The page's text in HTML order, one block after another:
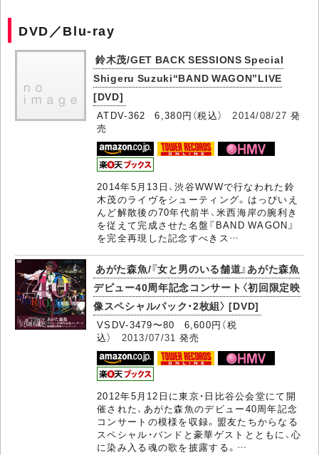
DVD／Blu-ray
鈴木茂/GET BACK SESSIONS Special
Shigeru Suzuki“BAND WAGON”LIVE
[DVD]
ATDV-362 6,380円（税込）2014/08/27 発
売
2014年5月13日、渋谷WWWで行なわれた鈴
木茂のライヴをシューティング。はっぴいえ
んど解散後の70年代前半、米西海岸の腕利き
を従えて完成させた名盤『BAND WAGON』
を完全再現した記念すべきス…
あがた森魚/『女と男のいる舗道』あがた森魚
デビュー40周年記念コンサート〈初回限定映
像スペシャルパック・2枚組〉 [DVD]
VSDV-3479〜80 6,600円（税
込） 2013/07/31 発売
2012年5月12日に東京・日比谷公会堂にて開
催された、あがた森魚のデビュー40周年記念
コンサートの模様を収録。盟友たちからなる
スペシャル・バンドと豪華ゲストとともに、心
に染み入る魂の歌を披露する。…